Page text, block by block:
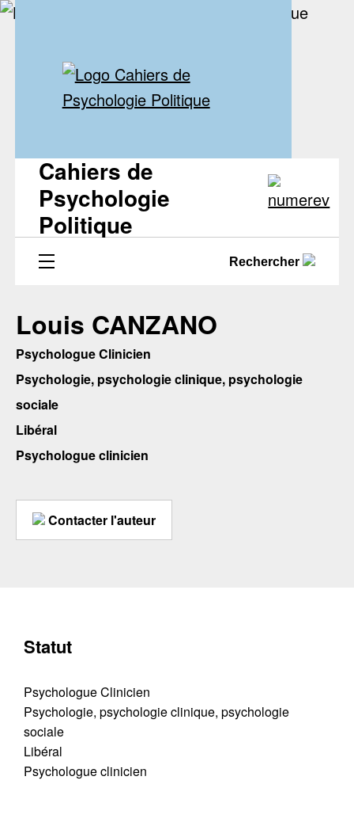
Cahiers de
Psychologie
Politique
Rechercher
Louis CANZANO
Psychologue Clinicien
Psychologie, psychologie clinique, psychologie
sociale
Libéral
Psychologue clinicien
Contacter l'auteur
Statut
Psychologue Clinicien
Psychologie, psychologie clinique, psychologie
sociale
Libéral
Psychologue clinicien